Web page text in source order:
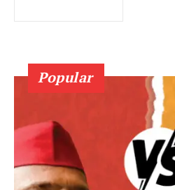
Popular